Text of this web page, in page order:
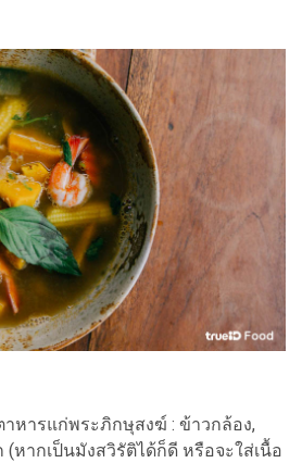
ารแก่พระภิกษุสงฆ์ : ข้าวกล้อง,
(หากเป็นมังสวิรัติได้ก็ดี หรือจะใส่เนื้อ